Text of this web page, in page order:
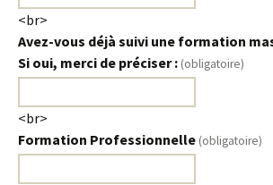
<br>
Avez-vous déjà suivi une formation
Si oui, merci de préciser : (obligatoire)
<br>
Formation Professionnelle (obligatoire)